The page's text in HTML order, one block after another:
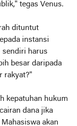
tegas Venus.
dituntut
instansi
sendiri harus
besar daripada
rakyat?"
kepatuhan hukum
dana jika
akan